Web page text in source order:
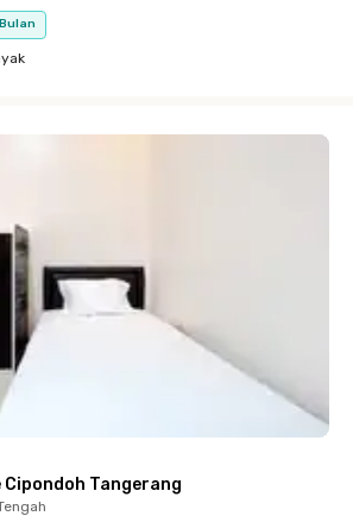
Cipondoh Tangerang